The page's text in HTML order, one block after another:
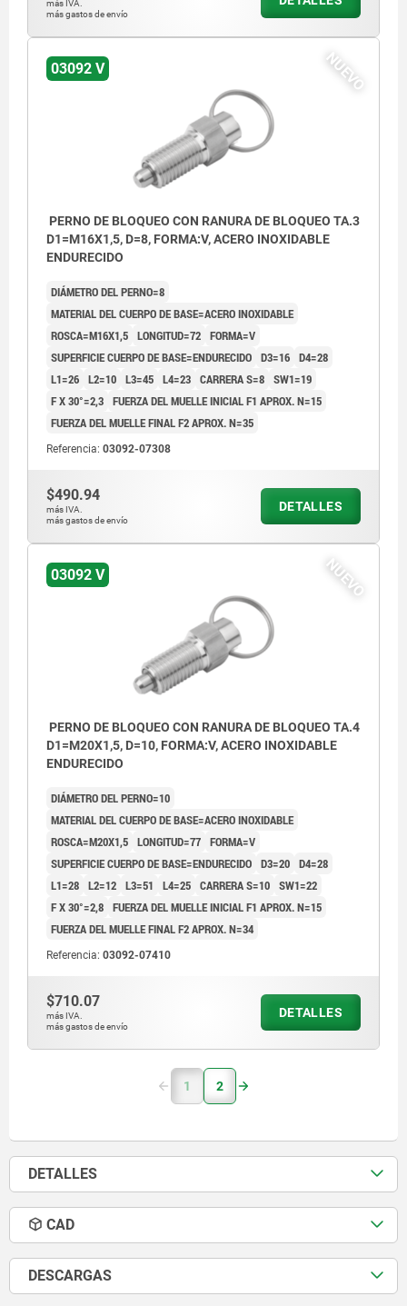
más IVA.
más gastos de envío
NUEVO
03092 V
PERNO DE BLOQUEO CON RANURA DE BLOQUEO TA.3
D1=M16X1,5, D=8, FORMA:V, ACERO INOXIDABLE
ENDURECIDO
DIÁMETRO DEL PERNO=8
MATERIAL DEL CUERPO DE BASE=ACERO INOXIDABLE
ROSCA=M16X1,5 LONGITUD=72 FORMA=V
SUPERFICIE CUERPO DE BASE=ENDURECIDO D3=16 D4=28
L1=26 L2=10 L3=45 L4=23 CARRERA S=8 SW1=19
F X 30°=2,3 FUERZA DEL MUELLE INICIAL F1 APROX. N=15
FUERZA DEL MUELLE FINAL F2 APROX. N=35
Referencia: 03092-07308
$490.94
más IVA.
más gastos de envío
DETALLES
NUEVO
03092 V
PERNO DE BLOQUEO CON RANURA DE BLOQUEO TA.4
D1=M20X1,5, D=10, FORMA:V, ACERO INOXIDABLE
ENDURECIDO
DIÁMETRO DEL PERNO=10
MATERIAL DEL CUERPO DE BASE=ACERO INOXIDABLE
ROSCA=M20X1,5 LONGITUD=77 FORMA=V
SUPERFICIE CUERPO DE BASE=ENDURECIDO D3=20 D4=28
L1=28 L2=12 L3=51 L4=25 CARRERA S=10 SW1=22
F X 30°=2,8 FUERZA DEL MUELLE INICIAL F1 APROX. N=15
FUERZA DEL MUELLE FINAL F2 APROX. N=34
Referencia: 03092-07410
$710.07
más IVA.
más gastos de envío
DETALLES
1 2
DETALLES
CAD
DESCARGAS